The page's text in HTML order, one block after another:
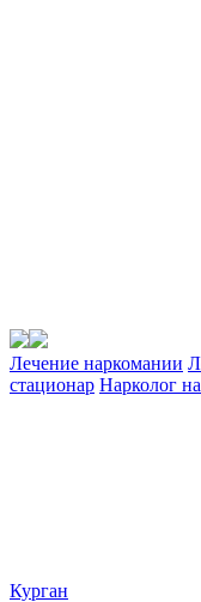
Лечение наркомании
стационар Нарколог
Курган